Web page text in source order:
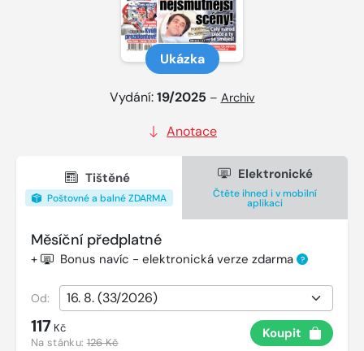
Ukázka
Vydání:19/2025 – Archiv
Anotace
Tištěné
Poštovné a balné ZDARMA
Elektronické
Čtěte ihned i v mobilní
aplikaci
Měsíční předplatné
+ Bonus navíc - elektronická verze zdarma ?
Od:
117 Kč
Na stánku:126 Kč
Koupit